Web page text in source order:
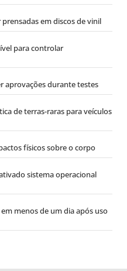
em discos de vinil
para controlar
aprovações durante testes
de terras-raras para veículos
físicos sobre o corpo
sistema operacional
menos de um dia após uso